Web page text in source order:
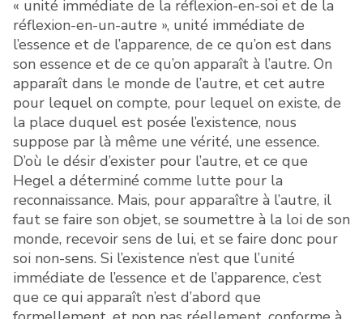
« unité immédiate de la réflexion-en-soi et de la
réflexion-en-un-autre », unité immédiate de
l’essence et de l’apparence, de ce qu’on est dans
son essence et de ce qu’on apparaît à l’autre. On
apparaît dans le monde de l’autre, et cet autre
pour lequel on compte, pour lequel on existe, de
la place duquel est posée l’existence, nous
suppose par là même une vérité, une essence.
D’où le désir d’exister pour l’autre, et ce que
Hegel a déterminé comme lutte pour la
reconnaissance. Mais, pour apparaître à l’autre, il
faut se faire son objet, se soumettre à la loi de son
monde, recevoir sens de lui, et se faire donc pour
soi non-sens. Si l’existence n’est que l’unité
immédiate de l’essence et de l’apparence, c’est
que ce qui apparaît n’est d’abord que